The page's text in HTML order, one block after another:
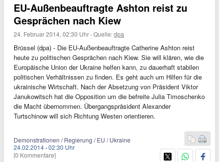
EU-Außenbeauftragte Ashton reist zu
Gesprächen nach Kiew
24. Februar 2014, 02:30 Uhr ·Quelle:dpa
Brüssel (dpa) - Die EU-Außenbeauftragte Catherine Ashton reist
heute zu politischen Gesprächen nach Kiew. Sie will klären, wie die
Europäische Union der Ukraine helfen kann, zu dauerhaft stabilen
politischen Verhältnissen zu finden. Es geht auch um Hilfen für die
ukrainische Wirtschaft. Nach der Absetzung von Präsident Viktor
Janukowitsch hat die Opposition um die befreite Julia Timoschenko
die Macht übernommen. Übergangspräsident Alexander
Turtschinow will sich Richtung Westen orientieren.
Demonstrationen / Regierung / EU / Ukraine
24.02.2014 ·02:30 Uhr
[0 Kommentare]